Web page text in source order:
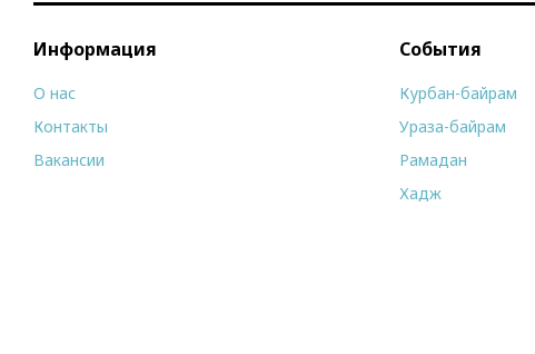
Информация
О нас
Контакты
Вакансии
События
Курбан-байрам
Ураза-байрам
Рамадан
Хадж